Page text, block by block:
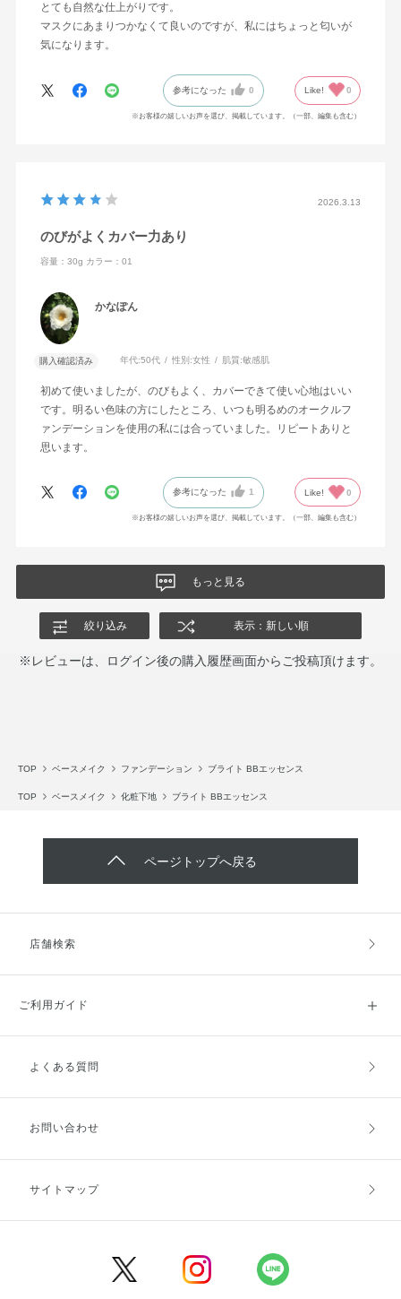
とても自然な仕上がりです。
マスクにあまりつかなくて良いのですが、私にはちょっと匂いが
気になります。
参考になった 0 Like! 0
※お客様の嬉しいお声を選び、掲載しています。（一部、編集も含む）
2026.3.13
のびがよくカバー力あり
容量：30g カラー：01
かなぽん
購入確認済み 年代:50代 性別:女性 肌質:敏感肌
初めて使いましたが、のびもよく、カバーできて使い心地はいい
です。明るい色味の方にしたところ、いつも明るめのオークルフ
ァンデーションを使用の私には合っていました。リピートありと
思います。
参考になった 1 Like! 0
※お客様の嬉しいお声を選び、掲載しています。（一部、編集も含む）
もっと見る
絞り込み 表示：新しい順
※レビューは、ログイン後の購入履歴画面からご投稿頂けます。
TOP ベースメイク ファンデーション ブライト BBエッセンス
TOP ベースメイク 化粧下地 ブライト BBエッセンス
ページトップへ戻る
店舗検索
ご利用ガイド
ご利用ガイドトップ
お支払方法
キャンセル・返品・交換
よくある質問
お問い合わせ
サイトマップ